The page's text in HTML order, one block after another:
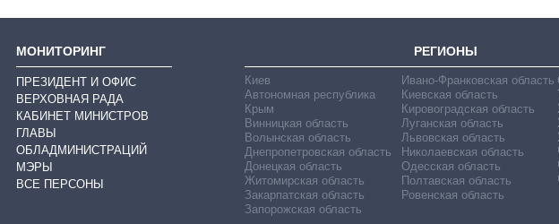
МОНИТОРИНГ
ПРЕЗИДЕНТ И ОФИС
ВЕРХОВНАЯ РАДА
КАБИНЕТ МИНИСТРОВ
ГЛАВЫ
ОБЛАДМИНИСТРАЦИЙ
МЭРЫ
ВСЕ ПЕРСОНЫ
РЕГИОНЫ
Киев
Автономная республика
Крым
Винницкая область
Волынская область
Днепропетровская область
Донецкая область
Житомирская область
Закарпатская область
Запорожская область
Ивано-Франковская область
Киевская область
Кировоградская область
Луганская область
Львовская область
Николаевская область
Одесская область
Полтавская область
Ровенская область